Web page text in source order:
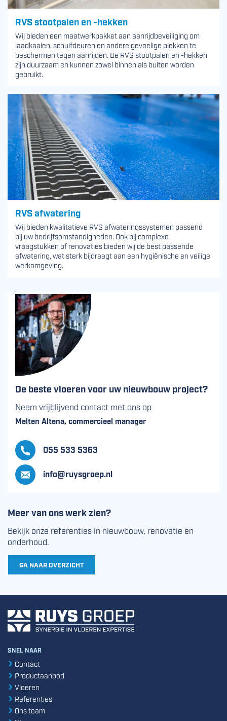
RVS stootpalen en -hekken
Wij bieden een maatwerkpakket aan aanrijdbeveiliging om
laadkaaien, schuifdeuren en andere gevoelige plekken te
beschermen tegen aanrijden. De RVS stootpalen en -hekken
zijn duurzaam en kunnen zowel binnen als buiten worden
gebruikt.
RVS afwatering
Wij bieden kwalitatieve RVS afwateringssystemen passend
bij uw bedrijfsomstandigheden. Ook bij complexe
vraagstukken of renovaties bieden wij de best passende
afwatering, wat sterk bijdraagt aan een hygiënische en veilige
werkomgeving.
De beste vloeren voor uw nieuwbouw project?
Neem vrijblijvend contact met ons op
Melten Altena, commercieel manager
055 533 5363
info@ruysgroep.nl
Meer van ons werk zien?
Bekijk onze referenties in nieuwbouw, renovatie en
onderhoud.
GA NAAR OVERZICHT
SNEL NAAR
Contact
Productaanbod
Vloeren
Referenties
Ons team